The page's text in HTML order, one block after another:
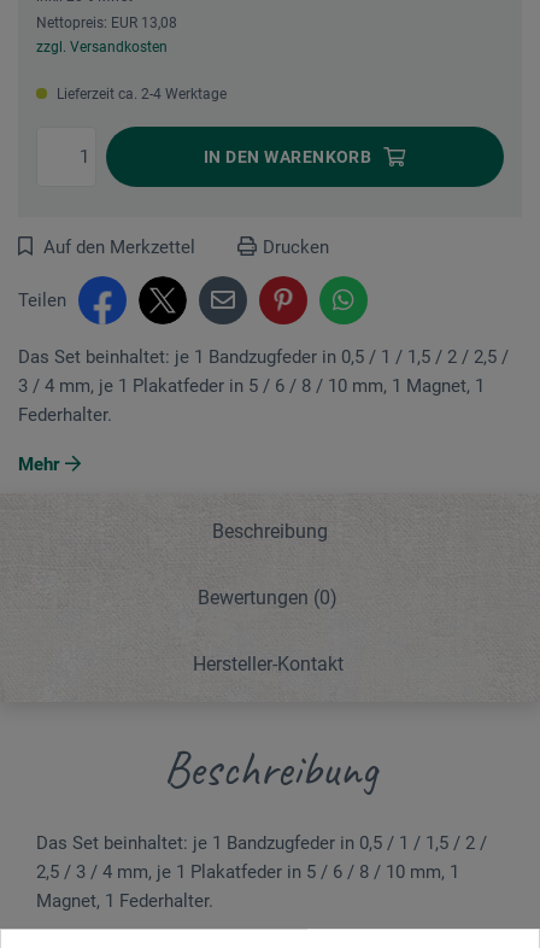
Nettopreis: EUR 13,08
zzgl. Versandkosten
Lieferzeit ca. 2-4 Werktage
IN DEN WARENKORB
Auf den Merkzettel Drucken
Teilen
Das Set beinhaltet: je 1 Bandzugfeder in 0,5 / 1 / 1,5 / 2 / 2,5 /
3 / 4 mm, je 1 Plakatfeder in 5 / 6 / 8 / 10 mm, 1 Magnet, 1
Federhalter.
Mehr
Beschreibung
Bewertungen (0)
Hersteller-Kontakt
Beschreibung
Das Set beinhaltet: je 1 Bandzugfeder in 0,5 / 1 / 1,5 / 2 /
2,5 / 3 / 4 mm, je 1 Plakatfeder in 5 / 6 / 8 / 10 mm, 1
Magnet, 1 Federhalter.